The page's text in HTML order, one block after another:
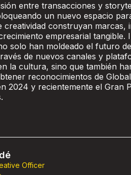
entre transacciones y
un nuevo espacio
creatividad construyan marcas,
empresarial tangible.
solo han moldeado el futuro
de nuevos canales y
la cultura, sino que también
reconocimientos de
2024 y recientemente el Gran
Officer